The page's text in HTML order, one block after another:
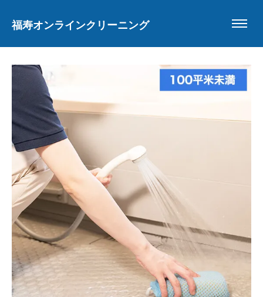
福寿オンラインクリーニング